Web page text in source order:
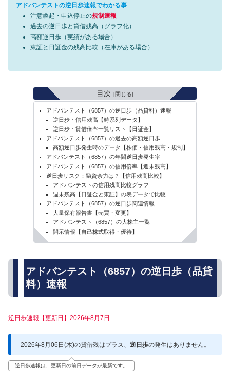
アドバンテストの逆日歩速報でわかる事
注意喚起・申込停止の規制速報
過去の逆日歩と貸借残高（グラフ化）
高額逆日歩（実績がある場合）
東証と日証金の残高比較（在庫がある場合）
目次
アドバンテスト（6857）の逆日歩（品貸料）速報
逆日歩・信用残高【時系列データ】
逆日歩・貸借倍率一覧リスト【日証金】
アドバンテスト（6857）の過去の高額逆日歩
高額逆日歩発生時のデータ【株価・信用残高・規制】
アドバンテスト（6857）の年間逆日歩発生率
アドバンテスト（6857）の信用倍率【週末残高】
逆日歩リスク：融資余力は？【信用残高比較】
アドバンテストの信用残高比較グラフ
週末残高【日証金と東証】の表データで比較
アドバンテスト（6857）の逆日歩関連情報
大量保有報告書【売買・変更】
アドバンテスト（6857）の大株主一覧
開示情報【自己株式取得・優待】
アドバンテスト（6857）の逆日歩（品貸
料）速報
逆日歩速報【更新日】2026年8月7日
2026年8月06日(木)の貸借残はプラス、 逆日歩の発生はありません。
逆日歩速報は、更新日の前日データが最新です。